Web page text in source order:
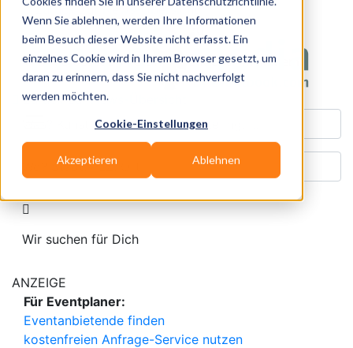
Wenn Sie ablehnen, werden Ihre Informationen
beim Besuch dieser Website nicht erfasst. Ein
einzelnes Cookie wird in Ihrem Browser gesetzt, um
daran zu erinnern, dass Sie nicht nachverfolgt
werden möchten.
Cookie-Einstellungen
Akzeptieren Ablehnen
zurück zur News-Übersicht
vom 08.08.2026 veröffentlicht übermeinMemo
zurück zur News-Übersicht
Was? Künstler, Zelte, Bands, Catering, ...
Wo? Stadt, PLZ, Ort
Wir suchen für Dich
ANZEIGE
Für Eventplaner:
Eventanbietende finden
kostenfreien Anfrage-Service nutzen